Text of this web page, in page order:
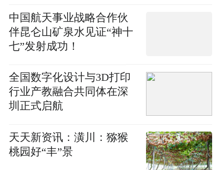
中国航天事业战略合作伙
伴昆仑山矿泉水见证“神十
七”发射成功！
全国数字化设计与3D打印
行业产教融合共同体在深
圳正式启航
天天新资讯：​潢川：猕猴
桃园好“丰”景